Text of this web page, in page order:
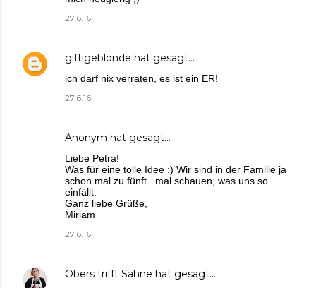
27.6.16
giftigeblonde hat gesagt…
ich darf nix verraten, es ist ein ER!
27.6.16
Anonym hat gesagt…
Liebe Petra!
Was für eine tolle Idee :) Wir sind in der Familie ja
schon mal zu fünft...mal schauen, was uns so
einfällt.
Ganz liebe Grüße,
Miriam
27.6.16
Obers trifft Sahne hat gesagt…